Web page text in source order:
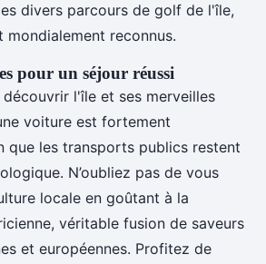
divers parcours de golf de l'île,
reconnus.
pour un séjour réussi
l'île et ses merveilles
voiture est fortement
que les transports publics restent
N’oubliez pas de vous
locale en goûtant à la
véritable fusion de saveurs
et européennes. Profitez de